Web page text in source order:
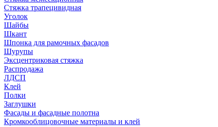
Стяжка трапецивидная
Уголок
Шайбы
Шкант
Шпонка для рамочных фасадов
Шурупы
Эксцентриковая стяжка
Распродажа
ЛДСП
Клей
Полки
Заглушки
Фасады и фасадные полотна
Кромкооблицовочные материалы и клей